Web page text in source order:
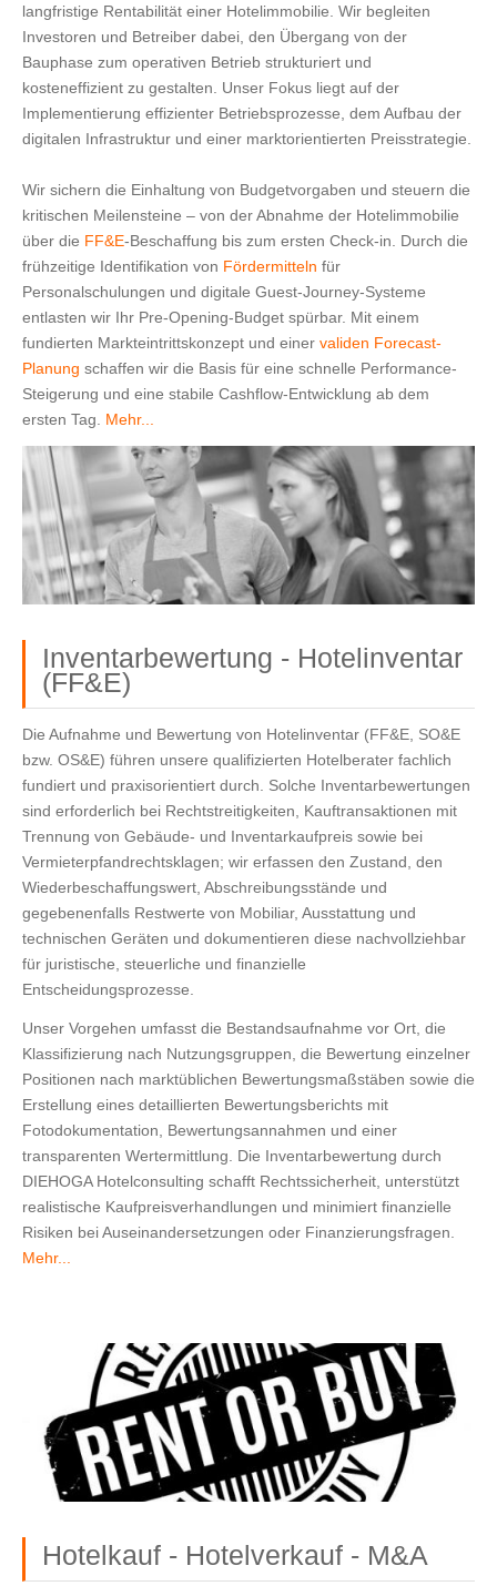
langfristige Rentabilität einer Hotelimmobilie. Wir begleiten
Investoren und Betreiber dabei, den Übergang von der
Bauphase zum operativen Betrieb strukturiert und
kosteneffizient zu gestalten. Unser Fokus liegt auf der
Implementierung effizienter Betriebsprozesse, dem Aufbau der
digitalen Infrastruktur und einer marktorientierten Preisstrategie.
Wir sichern die Einhaltung von Budgetvorgaben und steuern die
kritischen Meilensteine – von der Abnahme der Hotelimmobilie
über die FF&E-Beschaffung bis zum ersten Check-in. Durch die
frühzeitige Identifikation von Fördermitteln für
Personalschulungen und digitale Guest-Journey-Systeme
entlasten wir Ihr Pre-Opening-Budget spürbar. Mit einem
fundierten Markteintrittskonzept und einer validen Forecast-
Planung schaffen wir die Basis für eine schnelle Performance-
Steigerung und eine stabile Cashflow-Entwicklung ab dem
ersten Tag. Mehr...
Inventarbewertung - Hotelinventar
(FF&E)
Die Aufnahme und Bewertung von Hotelinventar (FF&E, SO&E
bzw. OS&E) führen unsere qualifizierten Hotelberater fachlich
fundiert und praxisorientiert durch. Solche Inventarbewertungen
sind erforderlich bei Rechtstreitigkeiten, Kauftransaktionen mit
Trennung von Gebäude‑ und Inventarkaufpreis sowie bei
Vermieterpfandrechtsklagen; wir erfassen den Zustand, den
Wiederbeschaffungswert, Abschreibungsstände und
gegebenenfalls Restwerte von Mobiliar, Ausstattung und
technischen Geräten und dokumentieren diese nachvollziehbar
für juristische, steuerliche und finanzielle
Entscheidungsprozesse.
Unser Vorgehen umfasst die Bestandsaufnahme vor Ort, die
Klassifizierung nach Nutzungsgruppen, die Bewertung einzelner
Positionen nach marktüblichen Bewertungsmaßstäben sowie die
Erstellung eines detaillierten Bewertungsberichts mit
Fotodokumentation, Bewertungsannahmen und einer
transparenten Wertermittlung. Die Inventarbewertung durch
DIEHOGA Hotelconsulting schafft Rechtssicherheit, unterstützt
realistische Kaufpreisverhandlungen und minimiert finanzielle
Mehr...
Hotelkauf - Hotelverkauf - M&A